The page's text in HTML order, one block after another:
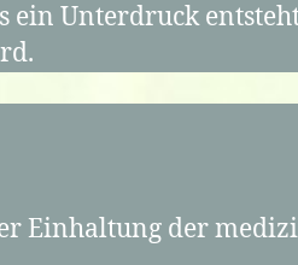
ein Unterdruck
Einhaltung der